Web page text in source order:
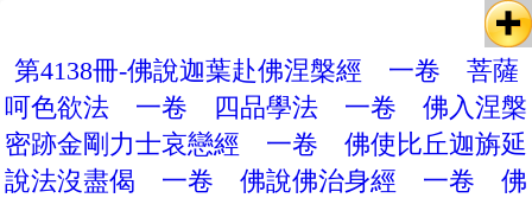
第4138冊-佛說迦葉赴佛涅槃經 一卷 菩薩
呵色欲法 一卷 四品學法 一卷 佛入涅槃
密跡金剛力士哀戀經 一卷 佛使比丘迦旃延
說法沒盡偈 一卷 佛說佛治身經 一卷 佛